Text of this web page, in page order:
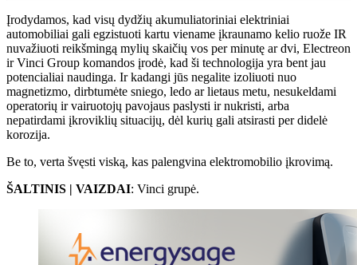
Įrodydamos, kad visų dydžių akumuliatoriniai elektriniai
automobiliai gali egzistuoti kartu viename įkraunamo kelio ruože IR
nuvažiuoti reikšmingą mylių skaičių vos per minutę ar dvi, Electreon
ir Vinci Group komandos įrodė, kad ši technologija yra bent jau
potencialiai naudinga. Ir kadangi jūs negalite izoliuoti nuo
magnetizmo, dirbtumėte sniego, ledo ar lietaus metu, nesukeldami
operatorių ir vairuotojų pavojaus paslysti ir nukristi, arba
nepatirdami įkroviklių situacijų, dėl kurių gali atsirasti per didelė
korozija.
Be to, verta švęsti viską, kas palengvina elektromobilio įkrovimą.
ŠALTINIS | VAIZDAI: Vinci grupė.